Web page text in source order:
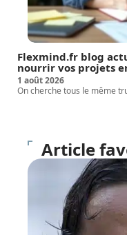
Flexmind.fr blog
nourrir vos projets
1 août 2026
On cherche tous le même
Article